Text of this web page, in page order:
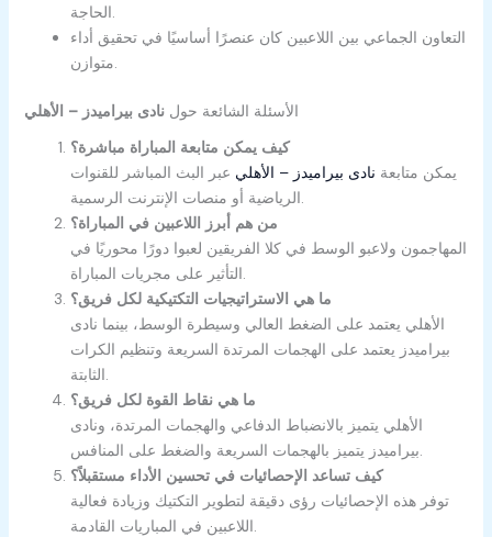
الحاجة.
التعاون الجماعي بين اللاعبين كان عنصرًا أساسيًا في تحقيق أداء
متوازن.
الأسئلة الشائعة حولنادى بيراميدز – الأهلي
كيف يمكن متابعة المباراة مباشرة؟
يمكن متابعة نادى بيراميدز – الأهلي عبر البث المباشر للقنوات
الرياضية أو منصات الإنترنت الرسمية.
من هم أبرز اللاعبين في المباراة؟
المهاجمون ولاعبو الوسط في كلا الفريقين لعبوا دورًا محوريًا في
التأثير على مجريات المباراة.
ما هي الاستراتيجيات التكتيكية لكل فريق؟
الأهلي يعتمد على الضغط العالي وسيطرة الوسط، بينما نادى
بيراميدز يعتمد على الهجمات المرتدة السريعة وتنظيم الكرات
الثابتة.
ما هي نقاط القوة لكل فريق؟
الأهلي يتميز بالانضباط الدفاعي والهجمات المرتدة، ونادى
بيراميدز يتميز بالهجمات السريعة والضغط على المنافس.
كيف تساعد الإحصائيات في تحسين الأداء مستقبلاً؟
توفر هذه الإحصائيات رؤى دقيقة لتطوير التكتيك وزيادة فعالية
اللاعبين في المباريات القادمة.